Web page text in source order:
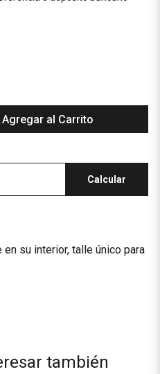
Agregar al Carrito
Calcular
su interior, talle único para
también